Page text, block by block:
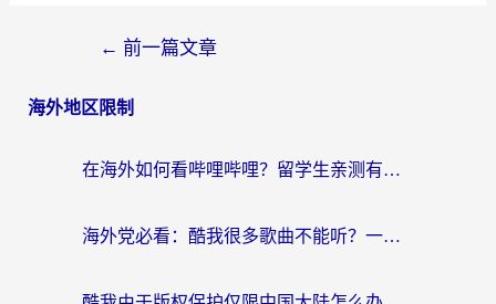
← 前一篇文章
海外地区限制
在海外如何看哔哩哔哩？留学生亲测有效的回国加速指南
海外党必看：酷我很多歌曲不能听？一招解决优酷版权限制+B站地域问题！